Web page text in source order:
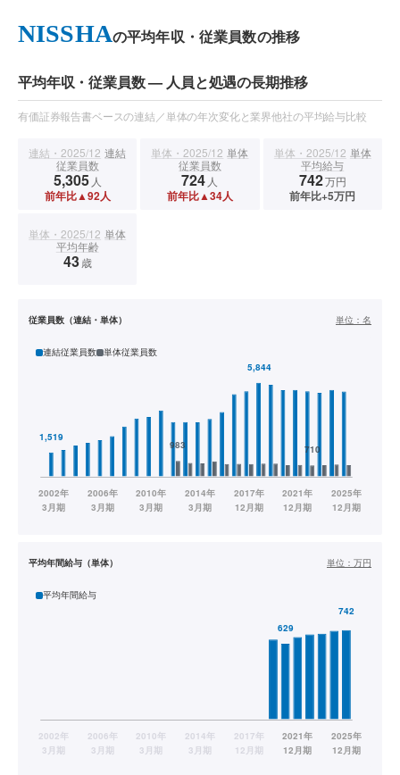
NISSHAの平均年収・従業員数の推移
平均年収・従業員数 — 人員と処遇の長期推移
有価証券報告書ベースの連結／単体の年次変化と業界他社の平均給与比較
連結・2025/12 連結
従業員数
5,305 人
前年比▲92人
単体・2025/12 単体
従業員数
724 人
前年比▲34人
単体・2025/12 単体
平均給与
742万円
前年比+5万円
単体・2025/12 単体
平均年齢
43歳
従業員数（連結・単体） 単位： 名
連結従業員数 単体従業員数
平均年間給与（単体） 単位： 万円
平均年間給与